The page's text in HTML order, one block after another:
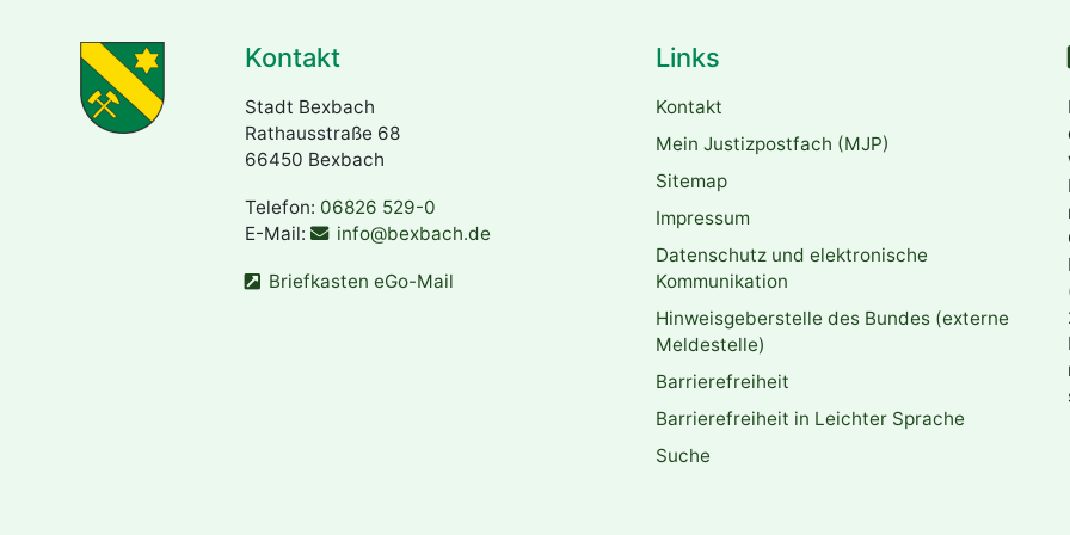
Kontakt
Stadt Bexbach
Rathausstraße 68
66450 Bexbach
Telefon: 06826 529-0
E-Mail:
info@bexbach.de
Briefkasten eGo-Mail
Links
Kontakt
Mein Justizpostfach (MJP)
Sitemap
Impressum
Datenschutz und elektronische
Kommunikation
Hinweisgeberstelle des Bundes (externe
Meldestelle)
Barrierefreiheit
Barrierefreiheit in Leichter Sprache
Suche